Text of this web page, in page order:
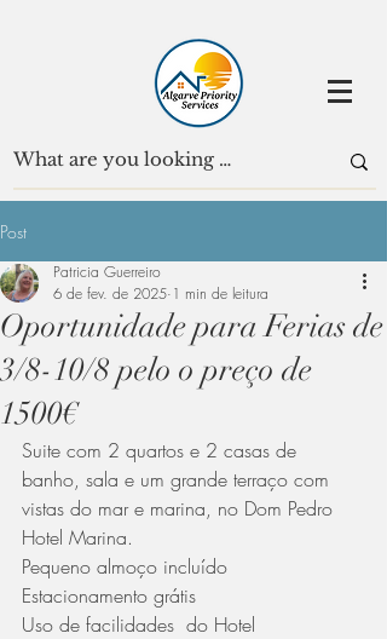
Post
Oportunidade para Ferias de
3/8-10/8 pelo o preço de
1500€
Patricia Guerreiro
6 de fev. de 2025 1 min de leitura
Suite com 2 quartos e 2 casas de
banho, sala e um grande terraço com
vistas do mar e marina, no Dom Pedro
Hotel Marina.
Pequeno almoço incluído
Estacionamento grátis
Uso de facilidades  do Hotel